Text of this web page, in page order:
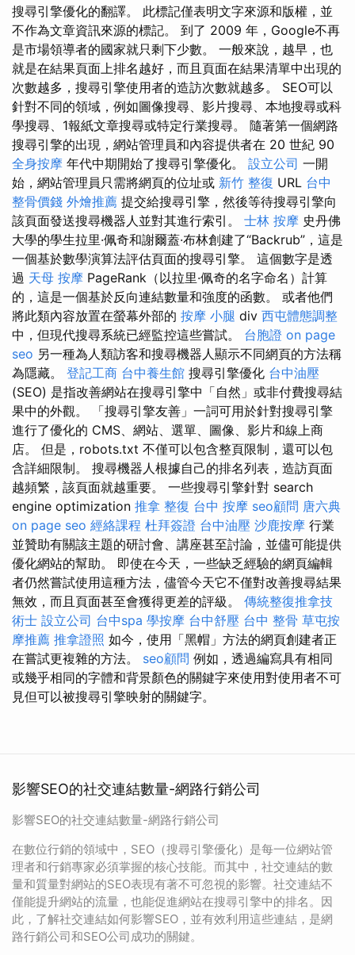
搜尋引擎優化的翻譯。 此標記僅表明文字來源和版權，並
不作為文章資訊來源的標記。 到了 2009 年，Google不再
是市場領導者的國家就只剩下少數。 一般來說，越早，也
就是在結果頁面上排名越好，而且頁面在結果清單中出現的
次數越多，搜尋引擎使用者的造訪次數就越多。 SEO可以
針對不同的領域，例如圖像搜尋、影片搜尋、本地搜尋或科
學搜尋、1報紙文章搜尋或特定行業搜尋。 隨著第一個網路
搜尋引擎的出現，網站管理員和內容提供者在 20 世紀 90
全身按摩 年代中期開始了搜尋引擎優化。 設立公司 一開
始，網站管理員只需將網頁的位址或 新竹 整復 URL 台中
整骨價錢 外燴推薦 提交給搜尋引擎，然後等待搜尋引擎向
該頁面發送搜尋機器人並對其進行索引。 士林 按摩 史丹佛
大學的學生拉里·佩奇和謝爾蓋·布林創建了“Backrub”，這是
一個基於數學演算法評估頁面的搜尋引擎。 這個數字是透
過 天母 按摩 PageRank（以拉里·佩奇的名字命名）計算
的，這是一個基於反向連結數量和強度的函數。 或者他們
將此類內容放置在螢幕外部的 按摩 小腿 div 西屯體態調整
中，但現代搜尋系統已經監控這些嘗試。 台胞證 on page
seo 另一種為人類訪客和搜尋機器人顯示不同網頁的方法稱
為隱藏。 登記工商 台中養生館 搜尋引擎優化 台中油壓
(SEO) 是指改善網站在搜尋引擎中「自然」或非付費搜尋結
果中的外觀。 「搜尋引擎友善」一詞可用於針對搜尋引擎
進行了優化的 CMS、網站、選單、圖像、影片和線上商
店。 但是，robots.txt 不僅可以包含整頁限制，還可以包
含詳細限制。 搜尋機器人根據自己的排名列表，造訪頁面
越頻繁，該頁面就越重要。 一些搜尋引擎針對 search
engine optimization 推拿 整復 台中 按摩 seo顧問 唐六典
on page seo 經絡課程 杜拜簽證 台中油壓 沙鹿按摩 行業
並贊助有關該主題的研討會、講座甚至討論，並儘可能提供
優化網站的幫助。 即使在今天，一些缺乏經驗的網頁編輯
者仍然嘗試使用這種方法，儘管今天它不僅對改善搜尋結果
無效，而且頁面甚至會獲得更差的評級。 傳統整復推拿技
術士 設立公司 台中spa 學按摩 台中舒壓 台中 整骨 草屯按
摩推薦 推拿證照 如今，使用「黑帽」方法的網頁創建者正
在嘗試更複雜的方法。 seo顧問 例如，透過編寫具有相同
或幾乎相同的字體和背景顏色的關鍵字來使用對使用者不可
見但可以被搜尋引擎映射的關鍵字。
影響SEO的社交連結數量-網路行銷公司
影響SEO的社交連結數量-網路行銷公司
在數位行銷的領域中，SEO（搜尋引擎優化）是每一位網站管
理者和行銷專家必須掌握的核心技能。而其中，社交連結的數
量和質量對網站的SEO表現有著不可忽視的影響。社交連結不
僅能提升網站的流量，也能促進網站在搜尋引擎中的排名。因
此，了解社交連結如何影響SEO，並有效利用這些連結，是網
路行銷公司和SEO公司成功的關鍵。